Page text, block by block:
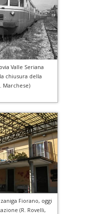
Valle Seriana
chiusura della
Marchese)
Fiorano, oggi
(R. Rovelli,